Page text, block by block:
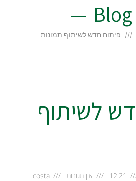
Blog
פיתוח חדש לשיתוף תמונות
לשיתוף
12:21 אין תגובות costa